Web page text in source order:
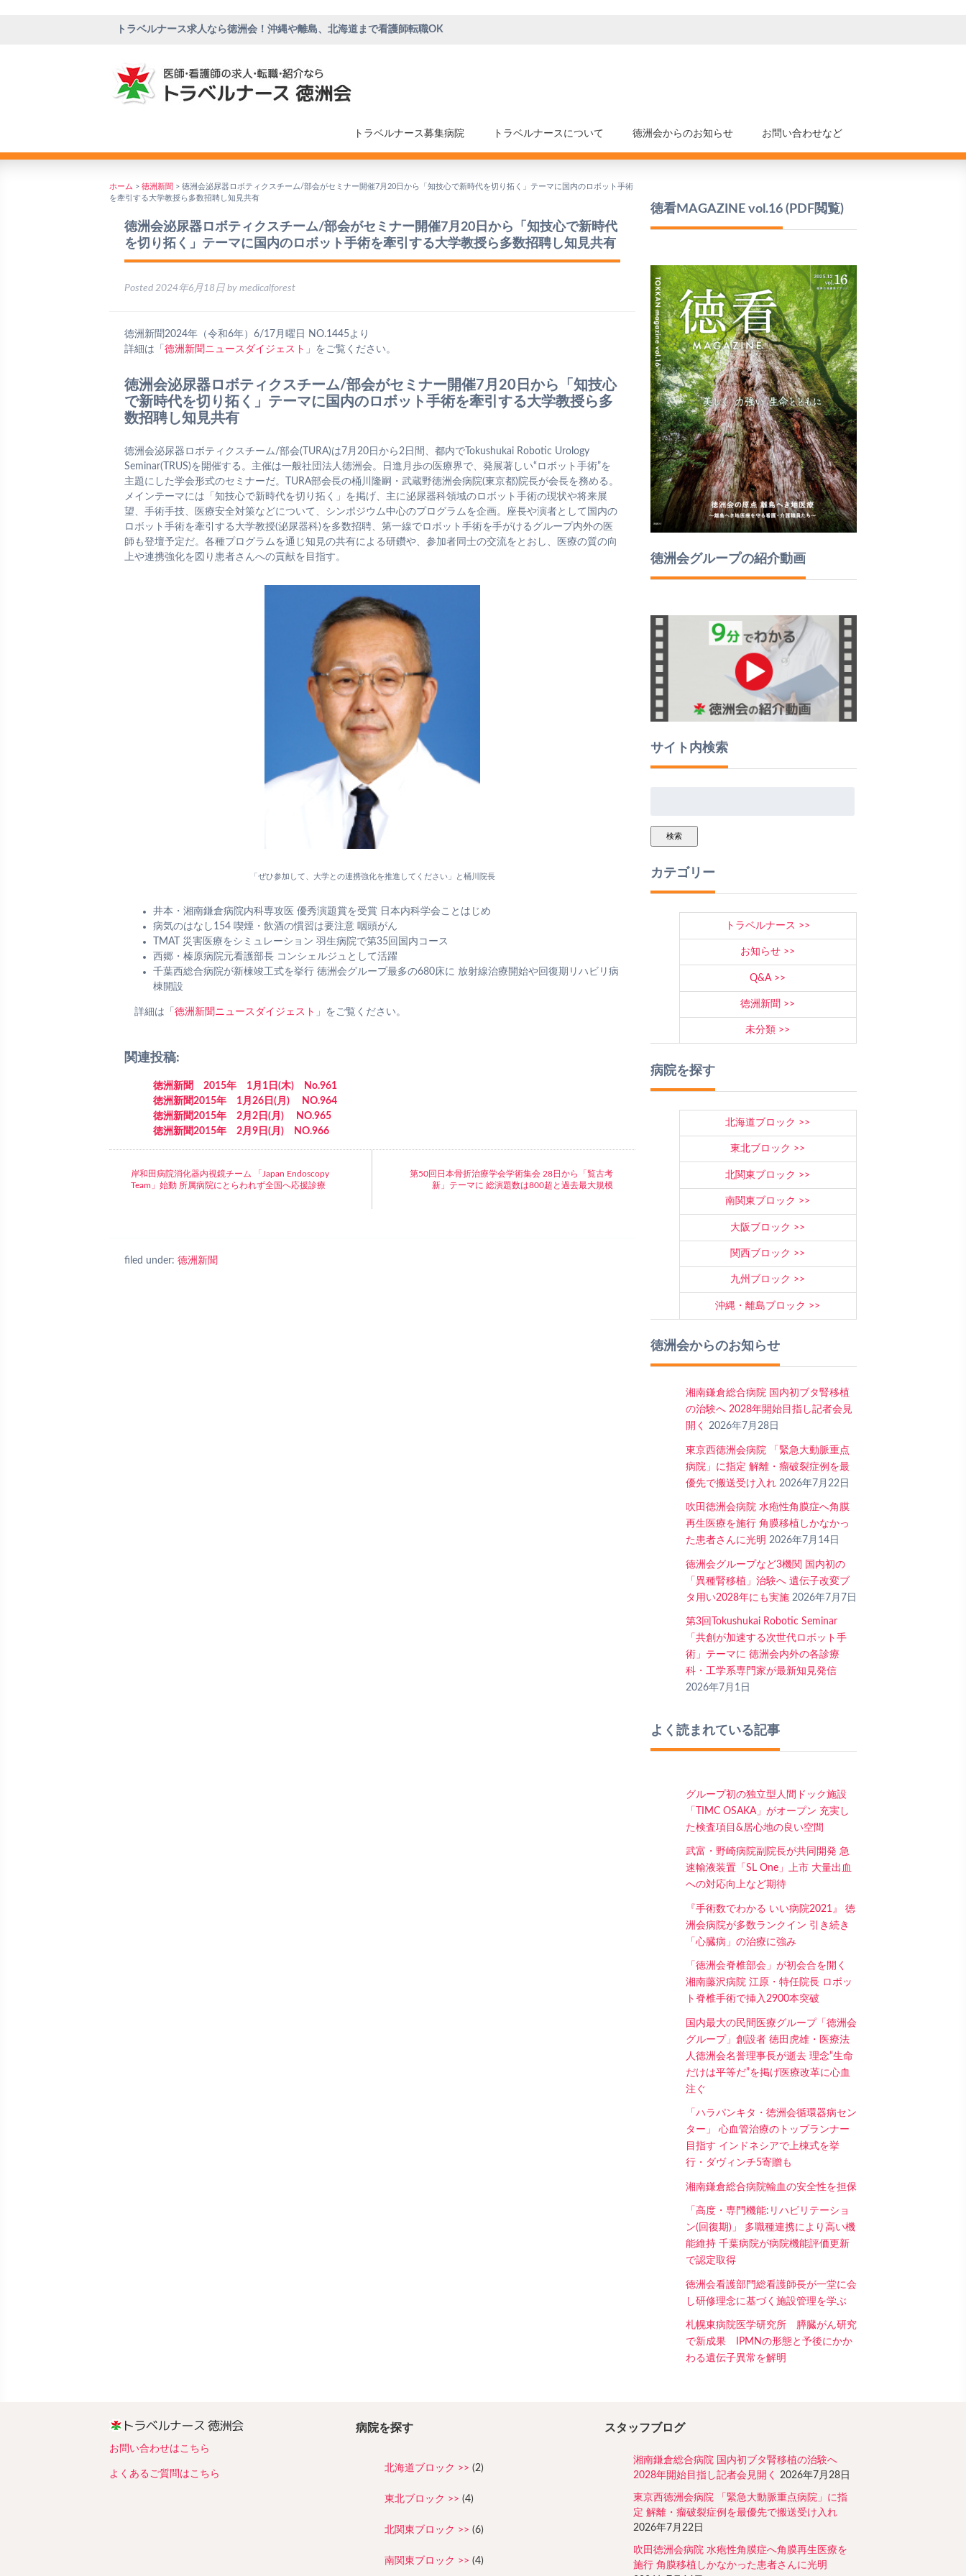
トラベルナース求人なら徳洲会！沖縄や離島、北海道まで看護師転職OK
トラベルナース募集病院 トラベルナースについて 徳洲会からのお知らせ お問い合わせなど
ホーム > 徳洲新聞 > 徳洲会泌尿器ロボティクスチーム/部会がセミナー開催7月20日から「知技心で新時代を切り拓く」テーマに国内のロボット手術
を牽引する大学教授ら多数招聘し知見共有
徳洲会泌尿器ロボティクスチーム/部会がセミナー開催7月20日から「知技心で新時代
を切り拓く」テーマに国内のロボット手術を牽引する大学教授ら多数招聘し知見共有
Posted 2024年6月18日 by medicalforest
徳洲新聞2024年（令和6年）6/17月曜日 NO.1445より
詳細は「 徳洲新聞ニュースダイジェスト 」をご覧ください。
徳洲会泌尿器ロボティクスチーム/部会がセミナー開催7月20日から「知技心
で新時代を切り拓く」テーマに国内のロボット手術を牽引する大学教授ら多
数招聘し知見共有
徳洲会泌尿器ロボティクスチーム/部会(TURA)は7月20日から2日間、都内でTokushukai Robotic Urology
Seminar(TRUS)を開催する。主催は一般社団法人徳洲会。日進月歩の医療界で、発展著しい“ロボット手術”を
主題にした学会形式のセミナーだ。TURA部会長の桶川隆嗣・武蔵野徳洲会病院(東京都)院長が会長を務める。
メインテーマには「知技心で新時代を切り拓く」を掲げ、主に泌尿器科領域のロボット手術の現状や将来展
望、手術手技、医療安全対策などについて、シンポジウム中心のプログラムを企画。座長や演者として国内の
ロボット手術を牽引する大学教授(泌尿器科)を多数招聘、第一線でロボット手術を手がけるグループ内外の医
師も登壇予定だ。各種プログラムを通じ知見の共有による研鑽や、参加者同士の交流をとおし、医療の質の向
上や連携強化を図り患者さんへの貢献を目指す。
「ぜひ参加して、大学との連携強化を推進してください」と桶川院長
井本・湘南鎌倉病院内科専攻医 優秀演題賞を受賞 日本内科学会ことはじめ
病気のはなし154 喫煙・飲酒の慣習は要注意 咽頭がん
TMAT 災害医療をシミュレーション 羽生病院で第35回国内コース
西郷・榛原病院元看護部長 コンシェルジュとして活躍
千葉西総合病院が新棟竣工式を挙行 徳洲会グループ最多の680床に 放射線治療開始や回復期リハビリ病
棟開設
詳細は「 徳洲新聞ニュースダイジェスト 」をご覧ください。
関連投稿:
徳洲新聞 2015年 1月1日(木) No.961
徳洲新聞2015年 1月26日(月) NO.964
徳洲新聞2015年 2月2日(月) NO.965
徳洲新聞2015年 2月9日(月) NO.966
岸和田病院消化器内視鏡チーム 「Japan Endoscopy
Team」始動 所属病院にとらわれず全国へ応援診療
第50回日本骨折治療学会学術集会 28日から「覧古考
新」テーマに 総演題数は800超と過去最大規模
filed under: 徳洲新聞
徳看MAGAZINE vol.16(PDF閲覧)
徳洲会グループの紹介動画
サイト内検索
検索
カテゴリー
トラベルナース
お知らせ
Q&A
徳洲新聞
未分類
病院を探す
北海道ブロック
東北ブロック
北関東ブロック
南関東ブロック
大阪ブロック
関西ブロック
九州ブロック
沖縄・離島ブロック
徳洲会からのお知らせ
湘南鎌倉総合病院 国内初ブタ腎移植
の治験へ 2028年開始目指し記者会見
開く
2026年7月28日
東京西徳洲会病院 「緊急大動脈重点
病院」に指定 解離・瘤破裂症例を最
優先で搬送受け入れ 2026年7月22日
吹田徳洲会病院 水疱性角膜症へ角膜
再生医療を施行 角膜移植しかなかっ
た患者さんに光明 2026年7月14日
徳洲会グループなど3機関 国内初の
「異種腎移植」治験へ 遺伝子改変ブ
タ用い2028年にも実施 2026年7月7日
第3回Tokushukai Robotic Seminar
「共創が加速する次世代ロボット手
術」テーマに 徳洲会内外の各診療
科・工学系専門家が最新知見発信
2026年7月1日
よく読まれている記事
グループ初の独立型人間ドック施設
「TIMC OSAKA」がオープン 充実し
た検査項目&居心地の良い空間
武富・野崎病院副院長が共同開発 急
速輸液装置「SL One」上市 大量出血
への対応向上など期待
『手術数でわかる いい病院2021』 徳
洲会病院が多数ランクイン 引き続き
「心臓病」の治療に強み
「徳洲会脊椎部会」が初会合を開く
湘南藤沢病院 江原・特任院長 ロボッ
ト脊椎手術で挿入2900本突破
国内最大の民間医療グループ「徳洲会
グループ」創設者 徳田虎雄・医療法
人徳洲会名誉理事長が逝去 理念“生命
だけは平等だ”を掲げ医療改革に心血
注ぐ
「ハラパンキタ・徳洲会循環器病セン
ター」 心血管治療のトップランナー
目指す インドネシアで上棟式を挙
行・ダヴィンチ5寄贈も
湘南鎌倉総合病院輸血の安全性を担保
「高度・専門機能:リハビリテーショ
ン(回復期)」 多職種連携により高い機
能維持 千葉病院が病院機能評価更新
で認定取得
徳洲会看護部門総看護師長が一堂に会
し研修理念に基づく施設管理を学ぶ
札幌東病院医学研究所 膵臓がん研究
で新成果 IPMNの形態と予後にかか
わる遺伝子異常を解明
お問い合わせはこちら
よくあるご質問はこちら
病院を探す
北海道ブロック (2)
東北ブロック (4)
北関東ブロック (6)
南関東ブロック (4)
スタッフブログ
湘南鎌倉総合病院 国内初ブタ腎移植の治験へ
2028年開始目指し記者会見開く
2026年7月28日
東京西徳洲会病院 「緊急大動脈重点病院」に指
定 解離・瘤破裂症例を最優先で搬送受け入れ
2026年7月22日
吹田徳洲会病院 水疱性角膜症へ角膜再生医療を
施行 角膜移植しかなかった患者さんに光明